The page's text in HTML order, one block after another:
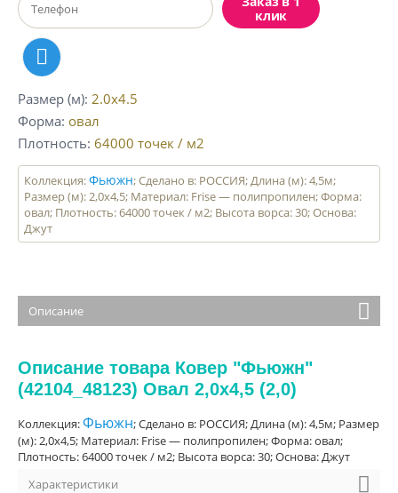
клик
Размер (м) 2.0x4.5
Форма овал
Плотность 64000 точек / м2
Коллекция:Фьюжн; Сделано в: РОССИЯ; Длина (м): 4,5м;
Размер (м): 2,0х4,5; Материал: Frise — полипропилен; Форма:
овал; Плотность: 64000 точек / м2; Высота ворса: 30; Основа:
Джут
Описание
Описание товара Ковер "Фьюжн"
(42104_48123) Овал 2,0х4,5 (2,0)
Коллекция:Фьюжн; Сделано в: РОССИЯ; Длина (м): 4,5м; Размер
(м): 2,0х4,5; Материал: Frise — полипропилен; Форма: овал;
Плотность: 64000 точек / м2; Высота ворса: 30; Основа: Джут
Характеристики